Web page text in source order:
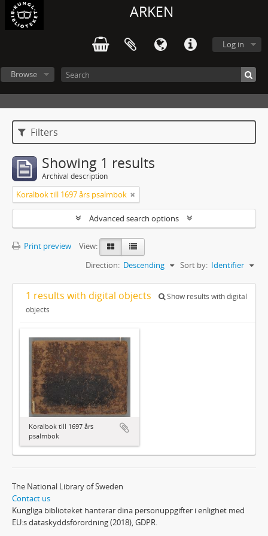
ARKEN
Log in
Browse
Filters
Showing 1 results
Archival description
Koralbok till 1697 års psalmbok
Advanced search options
Print preview
View:
Sort by: Identifier
Direction: Descending
1 results with digital objects
Show results with digital
objects
Koralbok till 1697 års
psalmbok
The National Library of Sweden
Contact us
Kungliga biblioteket hanterar dina personuppgifter i enlighet med
EU:s dataskyddsförordning (2018), GDPR.